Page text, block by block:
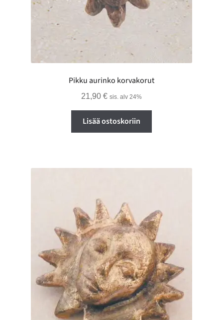
Pikku aurinko korvakorut
21,90 € sis. alv 24%
Lisää ostoskoriin